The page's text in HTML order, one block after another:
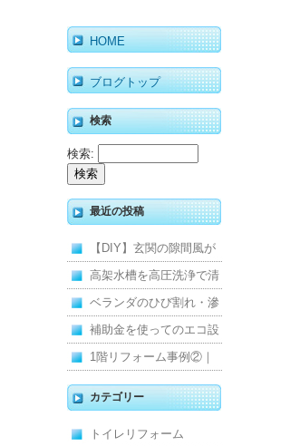
HOME
ブログトップ
検索
検索:
最近の投稿
【DIY】玄関の隙間風が
寒くて断熱ドアに交換し
ました
高架水槽を高圧洗浄で清
掃！衛生的な給水環境を
維持｜施工事例
ベランダのひび割れ・滲
みを解消！賃貸マンショ
ン防水工事
補助金を使ってのエコ設
備住宅リフォーム
1階リフォーム事例②｜
キッチン・床・収納を一
新し、扉新設で動線を整
えた全面改修
カテゴリー
トイレリフォーム